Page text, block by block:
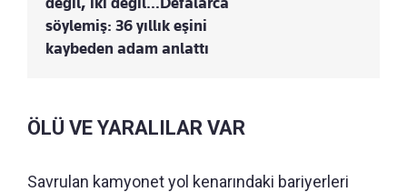
söylemiş: 36 yıllık eşini
kaybeden adam anlattı
ÖLÜ VE YARALILAR VAR
Savrulan kamyonet yol kenarındaki bariyerleri